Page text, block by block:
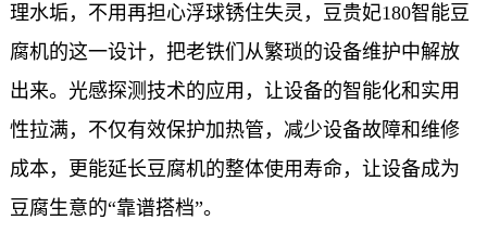
理水垢，不用再担心浮球锈住失灵，豆贵妃180智能豆
腐机的这一设计，把老铁们从繁琐的设备维护中解放
出来。光感探测技术的应用，让设备的智能化和实用
性拉满，不仅有效保护加热管，减少设备故障和维修
成本，更能延长豆腐机的整体使用寿命，让设备成为
豆腐生意的“靠谱搭档”。